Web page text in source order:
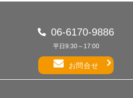
06-6170-9886
平日9:30～17:00
お問合せ